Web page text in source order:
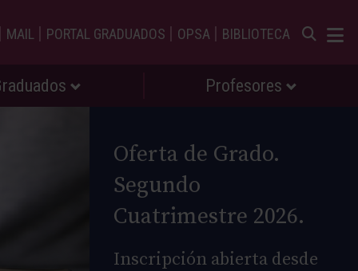
| MAIL | PORTAL GRADUADOS | OPSA | BIBLIOTECA
Profesores
Oferta de Grado.
Segundo
Cuatrimestre 2026.
Inscripción abierta desde